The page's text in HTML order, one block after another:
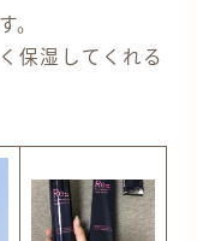
。
保湿してくれる